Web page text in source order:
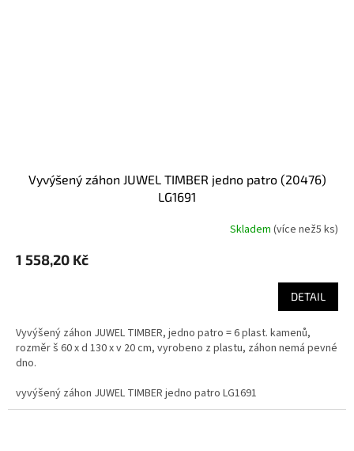
vyvýšený záhon JUWEL TIMBER jedno patro (20476)
LG1691
Skladem (více než5 ks)
1 558,20 Kč
DETAIL
Vyvýšený záhon JUWEL TIMBER, jedno patro = 6 plast. kamenů,
rozměr š 60 x d 130 x v 20 cm, vyrobeno z plastu, záhon nemá pevné
dno.
vyvýšený záhon JUWEL TIMBER jedno patro LG1691